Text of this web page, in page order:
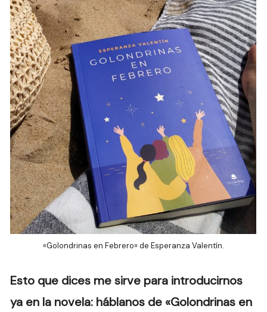
«Golondrinas en Febrero» de Esperanza Valentín.
Esto que dices me sirve para introducirnos
ya en la novela: háblanos de «Golondrinas en